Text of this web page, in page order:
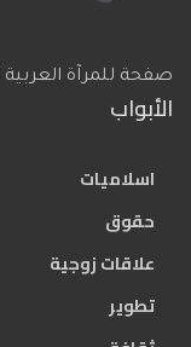
صفحة للمرآة العربية
الأبواب
اسلاميات
حقوق
علاقات زوجية
تطوير